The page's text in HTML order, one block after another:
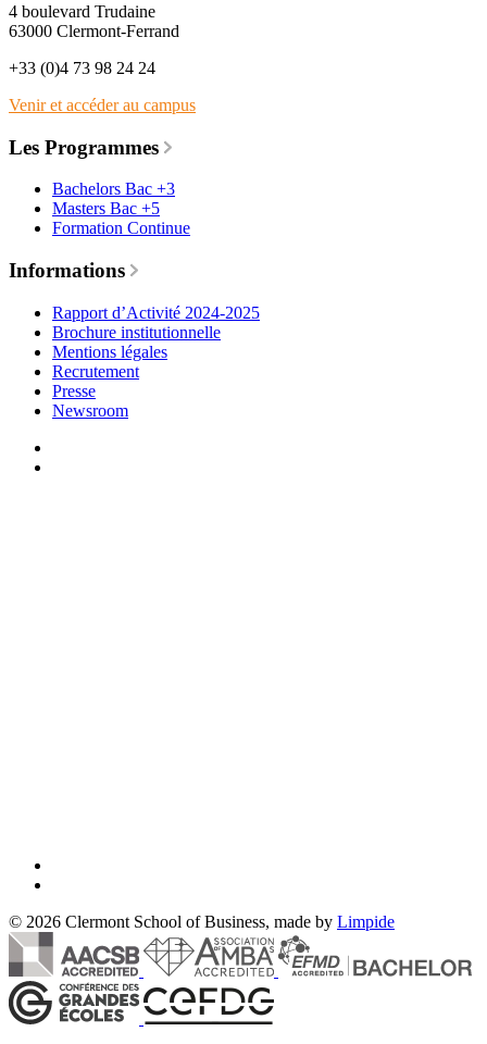
4 boulevard Trudaine
63000 Clermont-Ferrand
+33 (0)4 73 98 24 24
Venir et accéder au campus
Les Programmes
Bachelors Bac +3
Masters Bac +5
Formation Continue
Informations
Rapport d’Activité 2024-2025
Brochure institutionnelle
Mentions légales
Recrutement
Presse
Newsroom
© 2026 Clermont School of Business, made by Limpide